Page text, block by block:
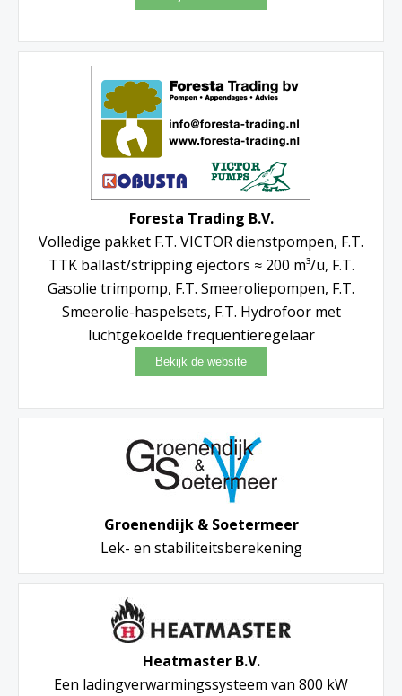
Foresta Trading B.V.
Volledige pakket F.T. VICTOR dienstpompen, F.T.
TTK ballast/stripping ejectors ≈ 200 m³/u, F.T.
Gasolie trimpomp, F.T. Smeeroliepompen, F.T.
Smeerolie-haspelsets, F.T. Hydrofoor met
luchtgekoelde frequentieregelaar
Groenendijk & Soetermeer
Lek- en stabiliteitsberekening
Heatmaster B.V.
Een ladingverwarmingssysteem van 800 kW